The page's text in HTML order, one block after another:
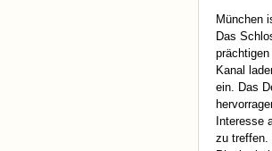
München
Das
Kanal
ein. Das
Interesse
zu treffen.